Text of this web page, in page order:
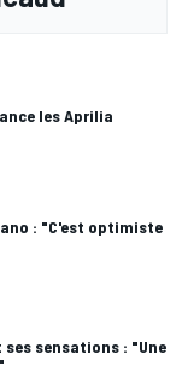
les Aprilia
: "C'est optimiste
sensations : "Une